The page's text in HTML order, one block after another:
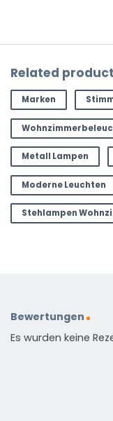
Related
Marken
Metall Lampen
Moderne Leuchten
Stehlampen
Bewertungen
Es wurden keine